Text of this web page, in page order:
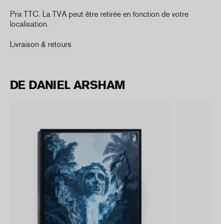
Prix TTC. La TVA peut être retirée en fonction de votre
localisation.
Livraison & retours
DE DANIEL ARSHAM